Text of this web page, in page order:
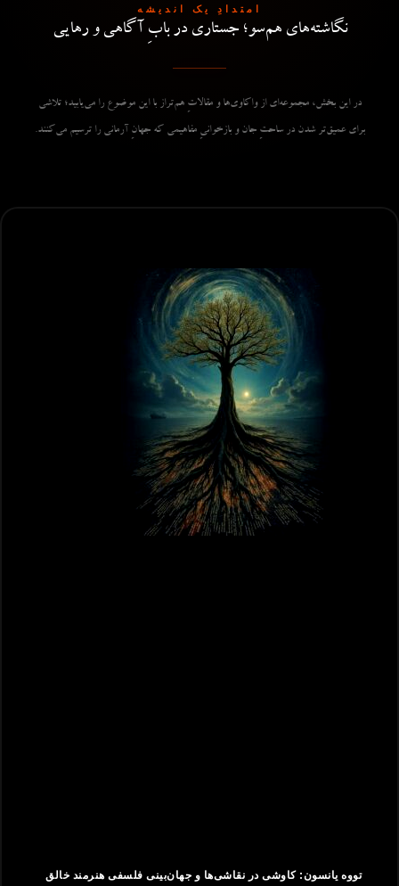
امتدادِ یک اندیشه
نگاشته‌های هم‌سو؛ جستاری در بابِ آگاهی و رهایی
در این بخش، مجموعه‌ای از واکاوی‌ها و مقالاتِ هم‌تراز با این موضوع را می‌یابید؛ تلاشی
برای عمیق‌تر شدن در ساحتِ جان و بازخوانیِ مفاهیمی که جهانِ آرمانی را ترسیم می‌کنند.
تووه یانسون: کاوشی در نقاشی‌ها و جهان‌بینی فلسفی هنرمند خالق